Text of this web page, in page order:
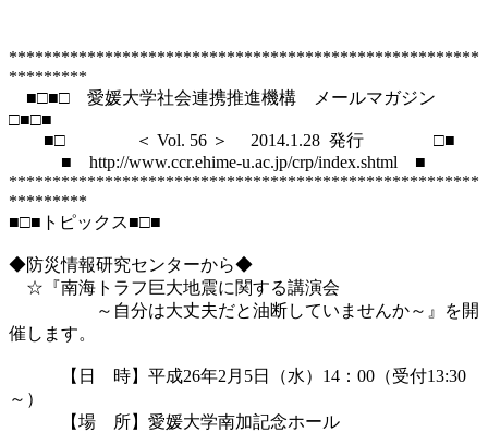
******************************************************
*********
■□■□　愛媛大学社会連携推進機構　メールマガジン
□■□■
■□　　　　＜ Vol. 56 ＞ 　2014.1.28  発行　　　　□■
■　http://www.ccr.ehime-u.ac.jp/crp/index.shtml　■
******************************************************
*********
■□■トピックス■□■
◆防災情報研究センターから◆
☆『南海トラフ巨大地震に関する講演会
～自分は大丈夫だと油断していませんか～』を開
催します。
【日　時】平成26年2月5日（水）14：00（受付13:30
～）
【場　所】愛媛大学南加記念ホール